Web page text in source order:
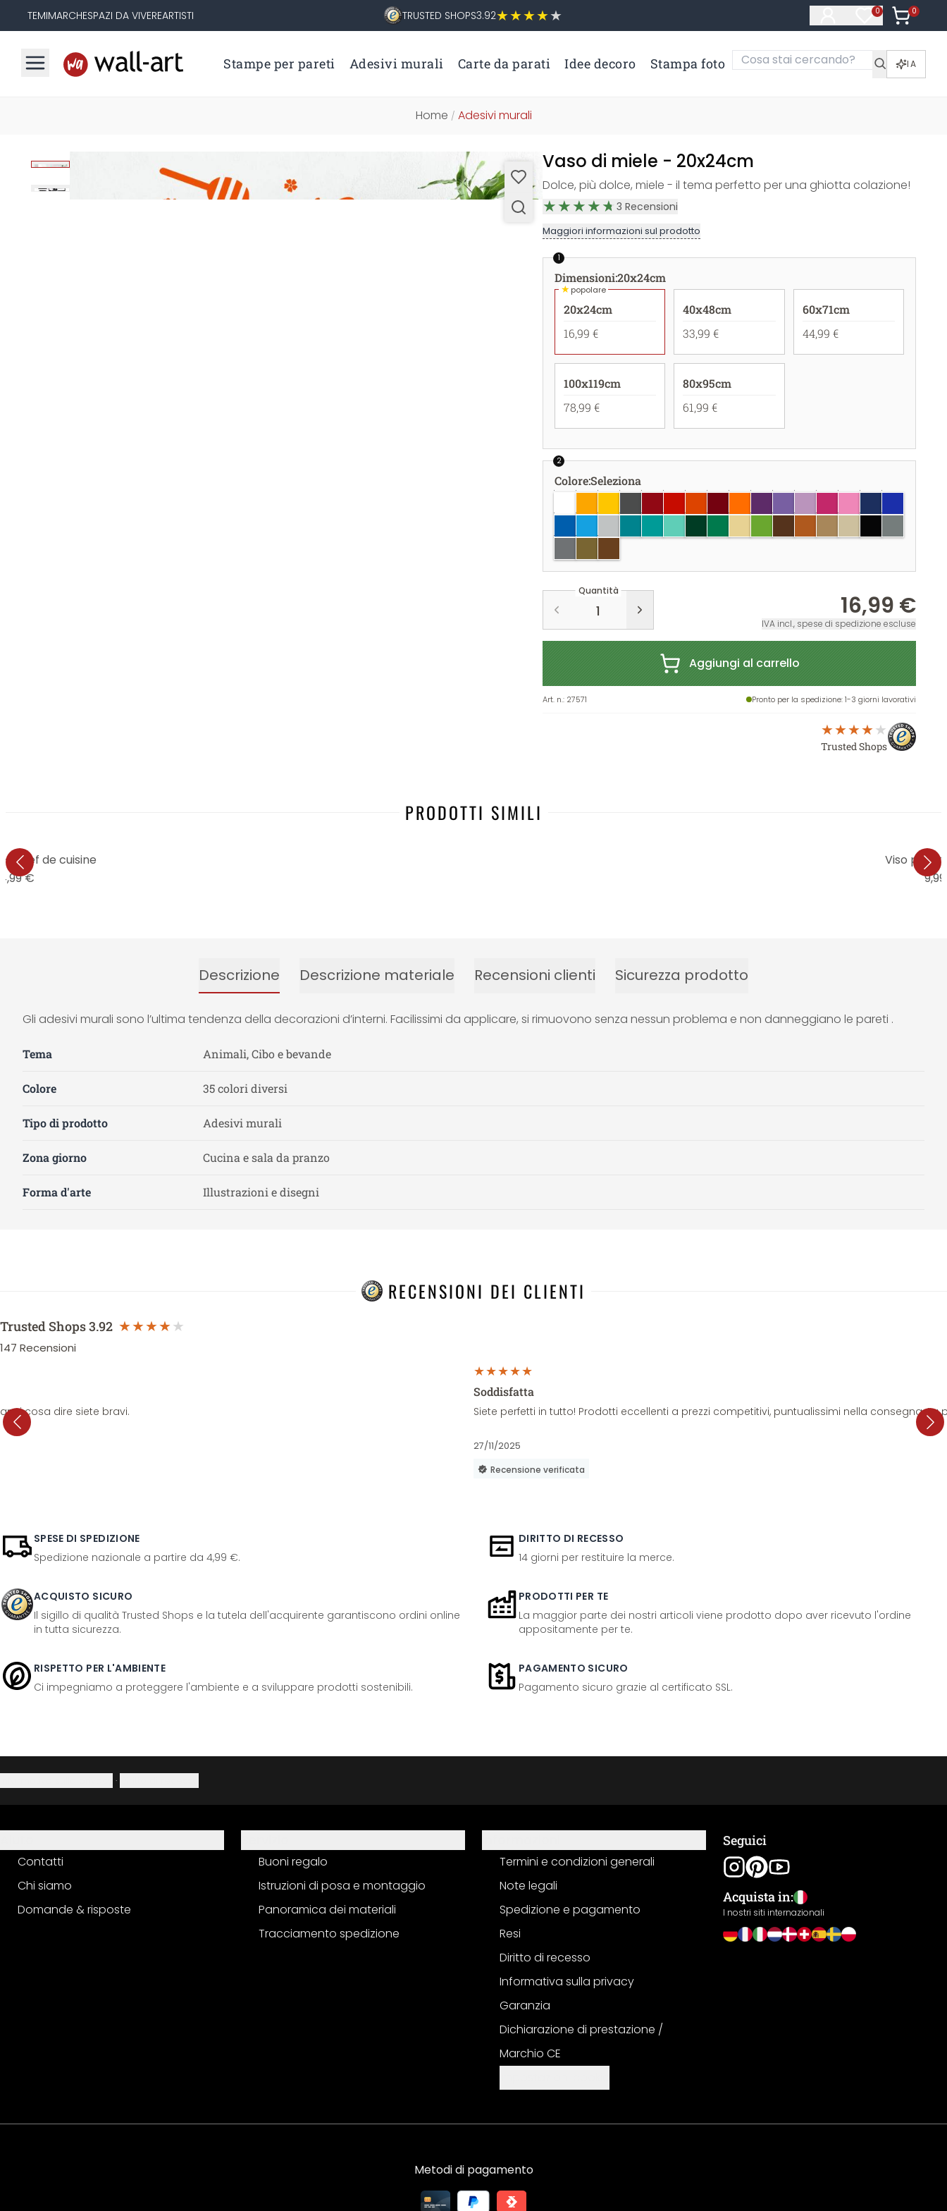
TEMIMARCHESPAZI DA VIVEREARTISTI TRUSTED SHOPS3.92 0
Articoli nella
0
Articoli
Stampe per pareti Adesivi murali Carte da parati Idee decoro Stampa foto IA
Home / Adesivi murali
Vaso di miele - 20x24cm
Dolce, più dolce, miele - il tema perfetto per una ghiotta colazione!
3 Recensioni
Maggiori informazioni sul prodotto
1
Dimensioni:20x24cm
★popolare
20x24cm
16,99 €
40x48cm
33,99 €
60x71cm
44,99 €
100x119cm
78,99 €
80x95cm
61,99 €
2
Colore:Seleziona
Quantità
16,99 €
IVA incl., spese di spedizione escluse
Aggiungi al carrello
Art. n.: 27571 Pronto per la spedizione: 1-3 giorni lavorativi
Trusted Shops
PRODOTTI SIMILI
Chef de cuisine
€
Viso per
Descrizione Descrizione materiale Recensioni clienti Sicurezza prodotto
Gli adesivi murali sono l’ultima tendenza della decorazioni d’interni. Facilissimi da applicare, si rimuovono senza nessun problema e non danneggiano le pareti .
Tema Animali, Cibo e bevande
Colore 35 colori diversi
Tipo di prodotto Adesivi murali
Zona giorno Cucina e sala da pranzo
Forma d'arte Illustrazioni e disegni
RECENSIONI DEI CLIENTI
Trusted Shops3.92
147 Recensioni
cosa dire siete bravi.
Soddisfatta
Siete perfetti in tutto! Prodotti eccellenti a prezzi competitivi, puntualissimi nella consegna. La
27/11/2025
Recensione verificata
SPESE DI SPEDIZIONE
Spedizione nazionale a partire da 4,99 €.
DIRITTO DI RECESSO
14 giorni per restituire la merce.
ACQUISTO SICURO
Il sigillo di qualità Trusted Shops e la tutela dell'acquirente garantiscono ordini online
in tutta sicurezza.
PRODOTTI PER TE
La maggior parte dei nostri articoli viene prodotto dopo aver ricevuto l'ordine
appositamente per te.
RISPETTO PER L'AMBIENTE
Ci impegniamo a proteggere l'ambiente e a sviluppare prodotti sostenibili.
PAGAMENTO SICURO
Pagamento sicuro grazie al certificato SSL.
·
Contatti
Chi siamo
Domande & risposte
Buoni regalo
Istruzioni di posa e montaggio
Panoramica dei materiali
Tracciamento spedizione
Termini e condizioni generali
Note legali
Spedizione e pagamento
Resi
Diritto di recesso
Informativa sulla privacy
Garanzia
Dichiarazione di prestazione /
Marchio CE
Seguici
Acquista in:
I nostri siti internazionali
Metodi di pagamento